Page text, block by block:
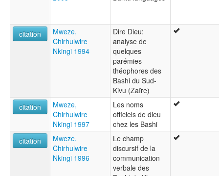
citation
Mweze,
Chirhulwire
Nkingi 1994
Dire Dieu:
analyse de
quelques
parémies
théophores des
Bashi du Sud-
Kivu (Zaïre)
citation
Mweze,
Chirhulwire
Nkingi 1997
Les noms
officiels de dieu
chez les Bashi
citation
Mweze,
Chirhulwire
Nkingi 1996
Le champ
discursif de la
communication
verbale des